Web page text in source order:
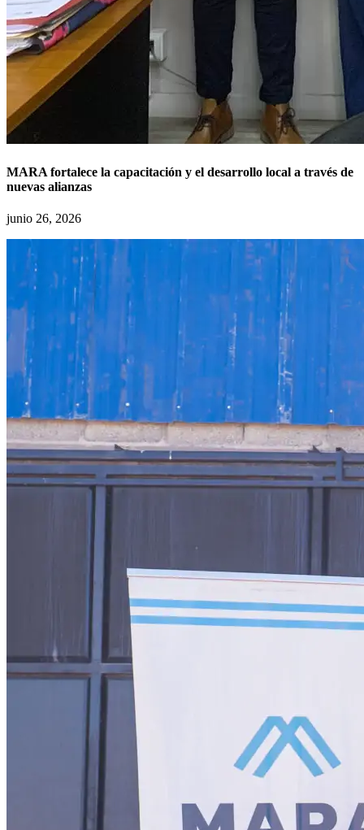
MARA fortalece la capacitación y el desarrollo local a través de
nuevas alianzas
junio 26, 2026